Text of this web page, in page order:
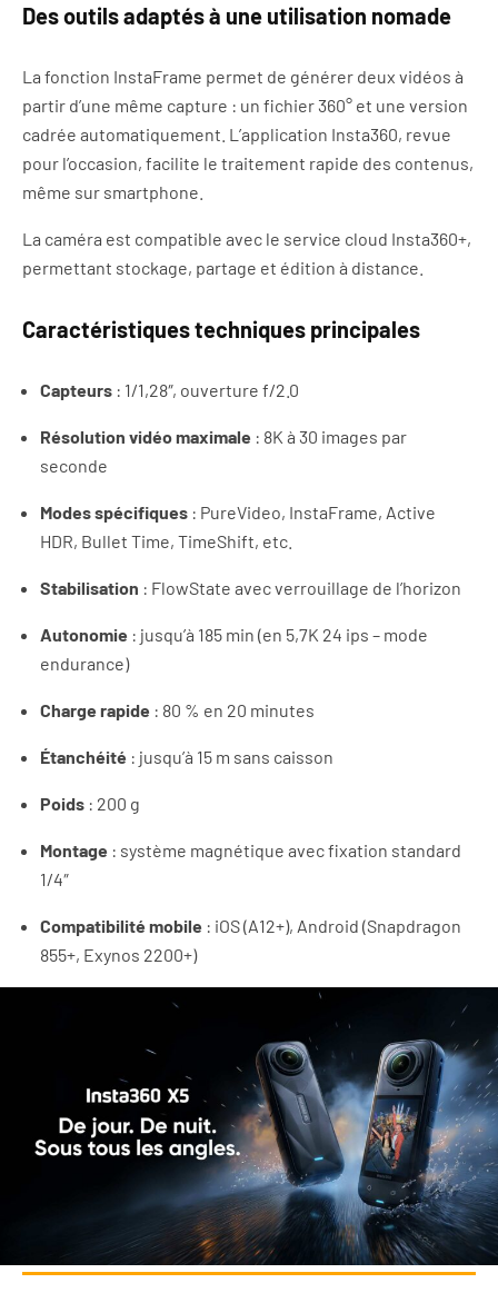
Des outils adaptés à une utilisation nomade
La fonction InstaFrame permet de générer deux vidéos à
partir d’une même capture : un fichier 360° et une version
cadrée automatiquement. L’application Insta360, revue
pour l’occasion, facilite le traitement rapide des contenus,
même sur smartphone.
La caméra est compatible avec le service cloud Insta360+,
permettant stockage, partage et édition à distance.
Caractéristiques techniques principales
Capteurs : 1/1,28″, ouverture f/2.0
Résolution vidéo maximale : 8K à 30 images par
seconde
Modes spécifiques : PureVideo, InstaFrame, Active
HDR, Bullet Time, TimeShift, etc.
Stabilisation : FlowState avec verrouillage de l’horizon
Autonomie : jusqu’à 185 min (en 5,7K 24 ips – mode
endurance)
Charge rapide : 80 % en 20 minutes
Étanchéité : jusqu’à 15 m sans caisson
Poids : 200 g
Montage : système magnétique avec fixation standard
1/4″
Compatibilité mobile : iOS (A12+), Android (Snapdragon
855+, Exynos 2200+)